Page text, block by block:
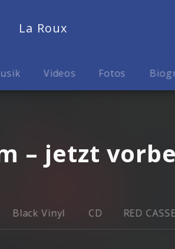
La Roux
Videos Fotos
– jetzt
Black Vinyl CD RED